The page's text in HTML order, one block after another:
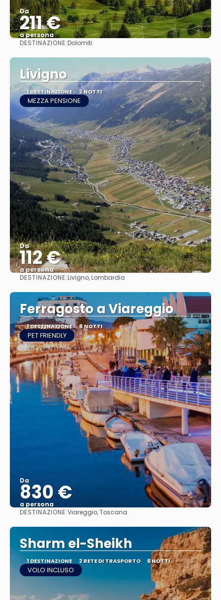
Da
211 €
a persona
DESTINAZIONE:Dolomiti
Livigno
1 DESTINAZIONE 2 NOTTI
MEZZA PENSIONE
Da
112 €
a persona
Vedere
DESTINAZIONE:Livigno, Lombardia
Ferragosto a Viareggio
1 DESTINAZIONE 8 NOTTI
PET FRIENDLY
Da
830 €
a persona
Vedere
DESTINAZIONE:Viareggio, Toscana
Sharm el-Sheikh
1 DESTINAZIONE 2 RETE DI TRASPORTO 6 NOTTI
VOLO INCLUSO